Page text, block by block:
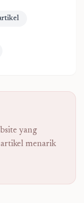
yang
menarik